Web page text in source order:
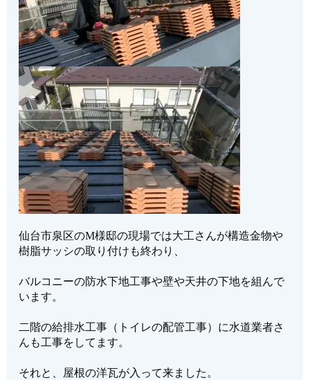
仙台市泉区のM様邸の現場では大工さんが構造金物や
樹脂サッシの取り付けも終わり、
バルコニーの防水下地工事や壁や天井の下地を組んで
います。
二階の給排水工事（トイレの配管工事）に水道業者さ
んも工事をしてます。
それと、屋根の洋瓦が入って来ました。